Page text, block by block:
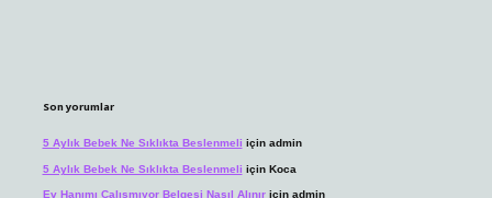
Son yorumlar
5 Aylık Bebek Ne Sıklıkta Beslenmeli için admin
5 Aylık Bebek Ne Sıklıkta Beslenmeli için Koca
Ev Hanımı Çalışmıyor Belgesi Nasıl Alınıriçin admin